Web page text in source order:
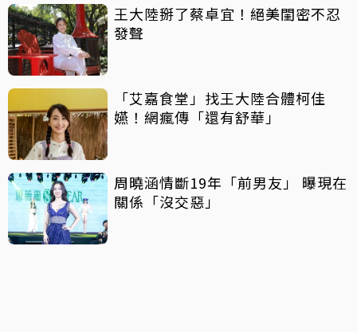
王大陸掰了蔡卓宜！絕美閨密不忍
發聲
「艾嘉食堂」找王大陸合體柯佳
嬿！網瘋傳「還有舒華」
周曉涵情斷19年「前男友」 曝現在
關係「沒交惡」